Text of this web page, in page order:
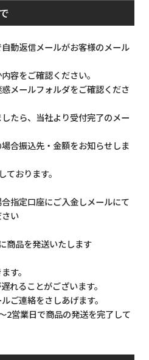
動返信メールがお客様のメール
容をご確認ください。
メールフォルダをご確認くださ
たら、当社より受付完了のメー
合振込先・金額をお知らせしま
おります。
指定口座にご入金しメールにて
い
商品を発送いたします
す。
れることがございます。
ご連絡をさしあげます。
2営業日で商品の発送を完了して